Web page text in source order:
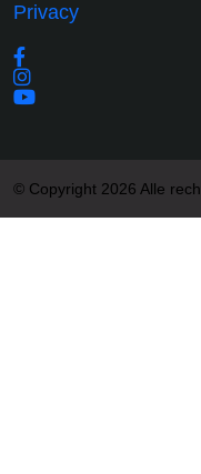
Privacy
© Copyright 2026 Alle